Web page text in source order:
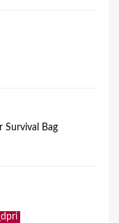
Survival Bag